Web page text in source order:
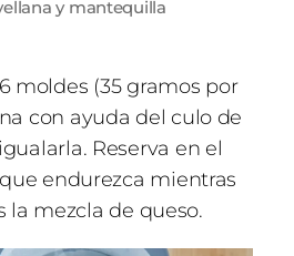
y mantequilla
moldes (35 gramos por
con ayuda del culo de
Reserva en el
endurezca mientras
la mezcla de queso.